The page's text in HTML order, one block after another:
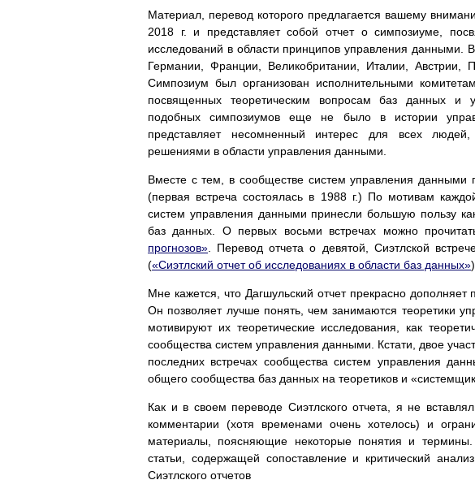
Материал, перевод которого предлагается вашему
2018 г. и представляет собой отчет о симпозиуме,
исследований в области принципов управления данными.
Германии, Франции, Великобритании, Италии,
Симпозиум был организован исполнительными
посвященных теоретическим вопросам баз данных и
подобных симпозиумов еще не было в истории
представляет несомненный интерес для всех
решениями в области управления данными.
Вместе с тем, в сообществе систем управления данными
(первая встреча состоялась в 1988 г.) По мотивам
систем управления данными принесли большую пользу
баз данных. О первых восьми встречах можно
прогнозов» . Перевод отчета о девятой, Сиэтлской
(«Сиэтлский отчет об исследованиях в области баз данных»).
Мне кажется, что Дагшульский отчет прекрасно
Он позволяет лучше понять, чем занимаются теоретики
мотивируют их теоретические исследования, как
сообщества систем управления данными. Кстати, двое
последних встречах сообщества систем управления
общего сообщества баз данных на теоретиков и
Как и в своем переводе Сиэтлского отчета, я не
комментарии (хотя временами очень хотелось) и
материалы, поясняющие некоторые понятия и
статьи, содержащей сопоставление и критический
Сиэтлского отчетов